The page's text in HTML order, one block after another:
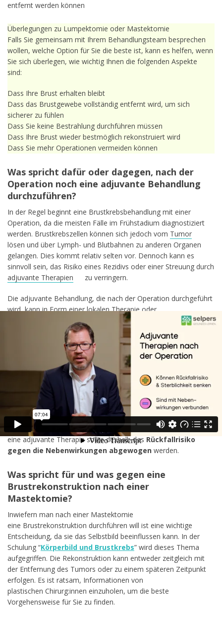
entfernt werden können
Überlegungen zu Lumpektomie oder Mastektomie
Falls Sie gemeinsam mit Ihrem Behandlungsteam besprechen
wollen, welche Option für Sie die beste ist, kann es helfen, wenn
Sie sich überlegen, wie wichtig Ihnen die folgenden Aspekte
sind:
Dass Ihre Brust erhalten bleibt
Dass das Brustgewebe vollständig entfernt wird, um sich
sicherer zu fühlen
Dass Sie keine Bestrahlung durchführen müssen
Dass Ihre Brust wieder bestmöglich rekonstruiert wird
Dass Sie mehr Operationen vermeiden können
Was spricht dafür oder dagegen, nach der
Operation noch eine adjuvante Behandlung
durchzuführen?
In der Regel beginnt eine Brustkrebsbehandlung mit einer
Operation, da die meisten Fälle im Frühstadium diagnostiziert
werden. Brustkrebszellen können sich jedoch vom Tumor
lösen und über Lymph- und Blutbahnen zu anderen Organen
gelangen. Dies kommt relativ selten vor. Dennoch kann es
sinnvoll sein, das Risiko eines Rezidivs oder einer Streuung durch
adjuvante Therapien
zu verringern.
Die adjuvante Behandlung, die nach der Operation durchgeführt
wird, kann in Form einer lokalen Therapie oder
einer systemischen Therapie erfolgen. Lokal, also im
Brustbereich, wird als adjuvante Behandlung meist eine
eingesetzt. Die systemische adjuvante Therapie
wirkt hingegen im ganzen Körper. Bei den meisten
hormonabhängigen Brustkrebsarten steht hier eine
antihormonelle Therapie im Vordergrund. In anderen Fällen
Chemotherapie sinnvoll sein.
Adjuvanten Behandlungen können das Rückfallrisiko und die
Sterblichkeitsrate senken. Sie sind jedoch mit Nebenwirkungen
verbunden. Bei der Entscheidung für oder gegen
eine adjuvante Therapie sollte deshalb das Rückfallrisiko
gegen die Nebenwirkungen abgewogen werden.
Was spricht für und was gegen eine
Brustrekonstruktion nach einer
Mastektomie?
Inwiefern man nach einer Mastektomie
eine Brustrekonstruktion durchführen will ist eine wichtige
Entscheidung, da sie das Selbstbild beeinflussen kann. In der
Schulung “Körperbild und Brustkrebs” wird dieses Thema
aufgegriffen. Die Rekonstruktion kann entweder zeitgleich mit
der Entfernung des Tumors oder zu einem späteren Zeitpunkt
erfolgen. Es ist ratsam, Informationen von
plastischen Chirurg:innen einzuholen, um die beste
Vorgehensweise für Sie zu finden.